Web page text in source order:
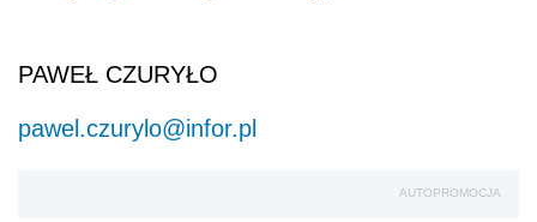
PAWEŁ CZURYŁO
pawel.czurylo@infor.pl
AUTOPROMOCJA